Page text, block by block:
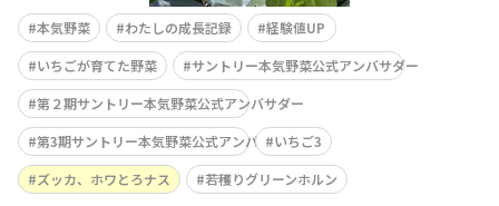
本気野菜 わたしの成長記録
経験値UP
いちごが育てた野菜
サントリー本気野菜公式アンバサダー
第２期サントリー本気野菜公式アンバサダー
第3期サントリー本気野菜公式アンバサダーいちご3
ズッカ、ホワとろナス
若穫りグリーンホルン